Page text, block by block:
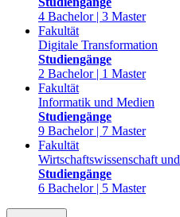
4 Bachelor | 3 Master
Fakultät
Digitale Transformation
Studiengänge
2 Bachelor | 1 Master
Fakultät
Informatik und Medien
Studiengänge
9 Bachelor | 7 Master
Fakultät
Wirtschaftswissenschaft
Studiengänge
6 Bachelor | 5 Master